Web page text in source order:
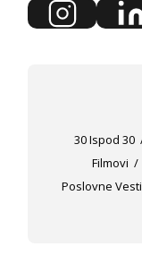
30 Ispod 30
Filmovi
Poslovne Vesti